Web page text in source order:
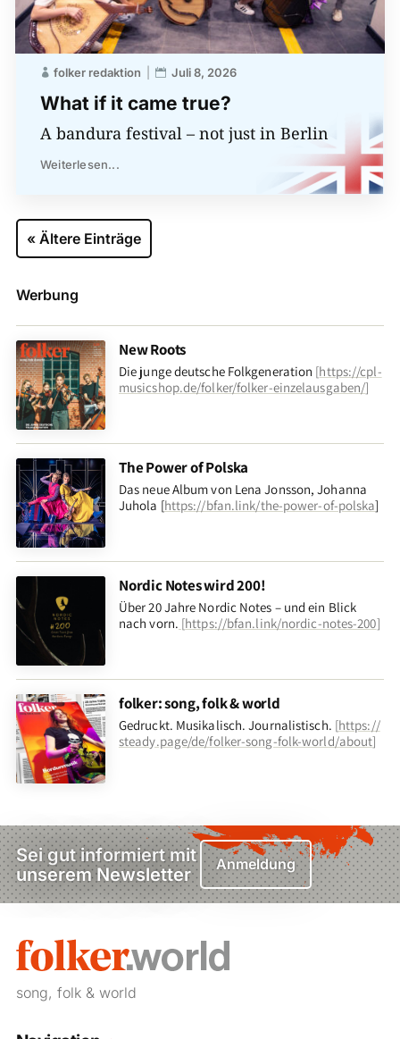
What if it came true?
folker redaktion Juli 8, 2026
A bandura festival – not just in Berlin
Weiterlesen...
« Ältere Einträge
Werbung
New Roots
Die junge deutsche Folkgeneration [https://cpl-
musicshop.de/folker/folker-einzelausgaben/]
The Power of Polska
Das neue Album von Lena Jonsson, Johanna
Juhola [https://bfan.link/the-power-of-polska]
Nordic Notes wird 200!
Über 20 Jahre Nordic Notes – und ein Blick
nach vorn. [https://bfan.link/nordic-notes-200]
folker: song, folk & world
Gedruckt. Musikalisch. Journalistisch. [https://
steady.page/de/folker-song-folk-world/about]
Sei gut informiert mit
unserem Newsletter
Anmeldung
song, folk & world